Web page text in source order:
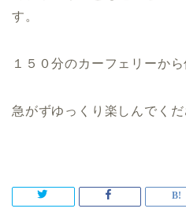
す。
１５０分のカーフェリーか
急がずゆっくり楽しんでくだ